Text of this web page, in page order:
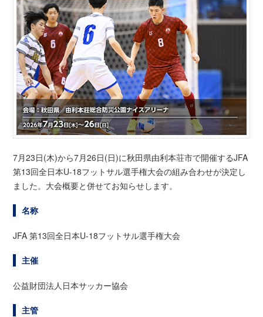
7月23日(木)から7月26日(日)に秋田県由利本荘市で開催するJFA
第13回全日本U-18フットサル選手権大会の組み合わせが決定し
ました。大会概要と併せてお知らせします。
名称
JFA 第13回全日本U-18フットサル選手権大会
主催
公益財団法人日本サッカー協会
主管